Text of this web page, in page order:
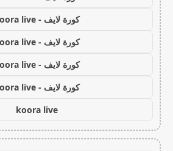
كورة لايف - koora live
كورة لايف - koora live
كورة لايف - koora live
كورة لايف - koora live
koora live